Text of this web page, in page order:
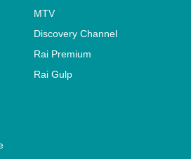
MTV
Discovery Channel
Rai Premium
Rai Gulp